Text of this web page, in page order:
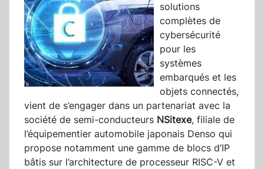
solutions
complètes de
cybersécurité
pour les
systèmes
embarqués et les
objets connectés,
vient de s’engager dans un partenariat avec la
société de semi-conducteurs NSitexe, filiale de
l’équipementier automobile japonais Denso qui
propose notamment une gamme de blocs d’IP
bâtis sur l’architecture de processeur RISC-V et